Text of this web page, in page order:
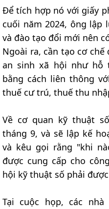
Để tích hợp nó với giấy
cuối năm 2024, ông lập
và đào tạo đổi mới nên
Ngoài ra, cần tạo cơ chế
an sinh xã hội như hỗ
bằng cách liên thông
thuế cư trú, thuế thu
Về cơ quan kỹ thuật
tháng 9, và sẽ lập kế
và kêu gọi rằng "khi
được cung cấp cho
hội kỹ thuật số phải
Tại cuộc họp, các